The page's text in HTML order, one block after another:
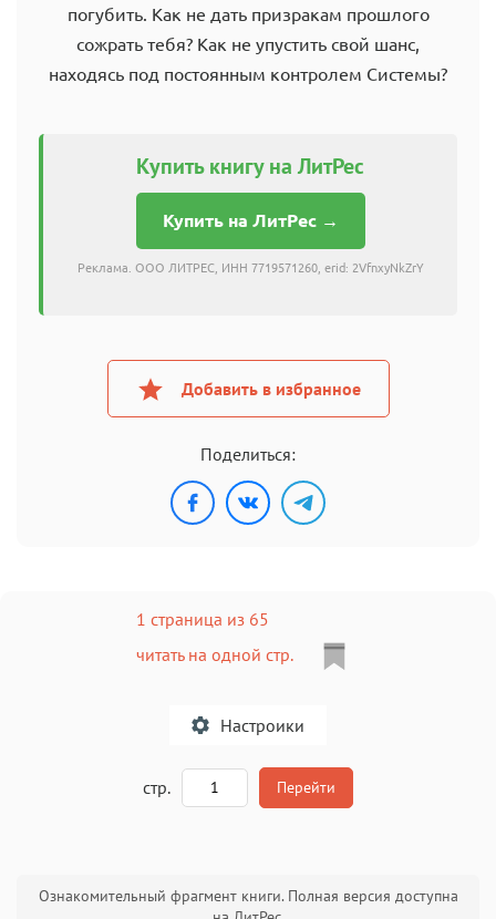
погубить. Как не дать призракам прошлого
сожрать тебя? Как не упустить свой шанс,
находясь под постоянным контролем Системы?
Купить книгу на ЛитРес
Купить на ЛитРес →
Реклама. ООО ЛИТРЕС, ИНН 7719571260, erid: 2VfnxyNkZrY
Добавить в избранное
Поделиться:
1 страница из 65
читать на одной стр.
Настроики
стр. Перейти
Ознакомительный фрагмент книги. Полная версия доступна